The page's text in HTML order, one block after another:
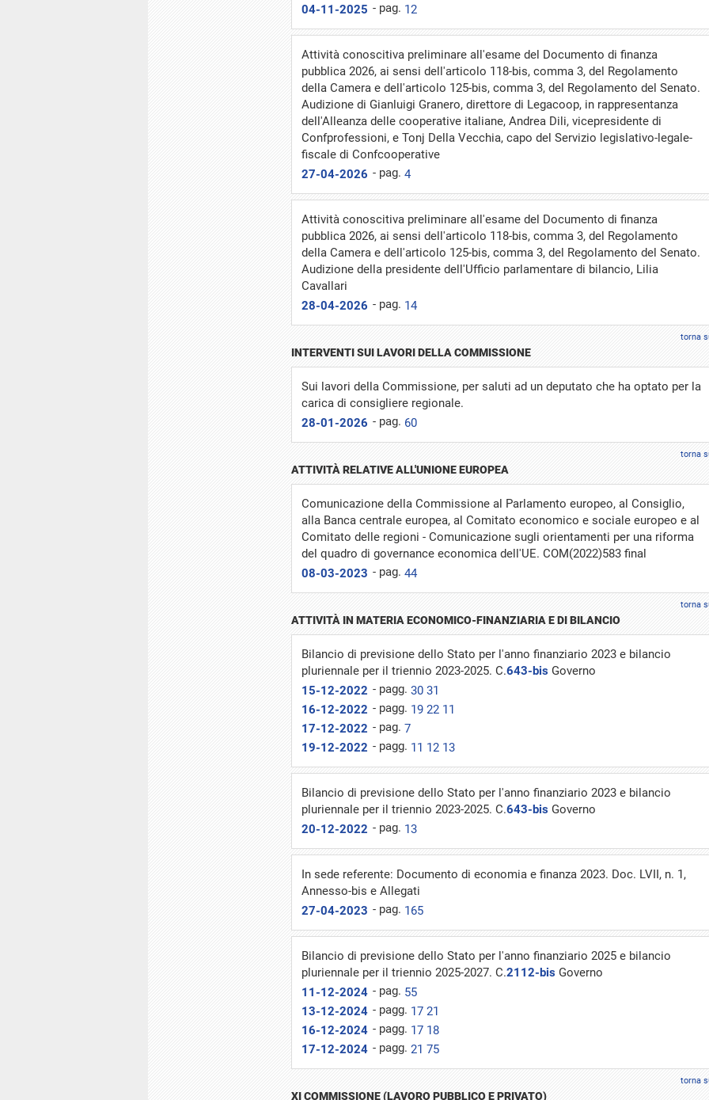
04-11-2025 - pag. 12
Attività conoscitiva preliminare all'esame del Documento di finanza
pubblica 2026, ai sensi dell'articolo 118-bis, comma 3, del Regolamento
della Camera e dell'articolo 125-bis, comma 3, del Regolamento del Senato.
Audizione di Gianluigi Granero, direttore di Legacoop, in rappresentanza
dell'Alleanza delle cooperative italiane, Andrea Dili, vicepresidente di
Confprofessioni, e Tonj Della Vecchia, capo del Servizio legislativo-legale-
fiscale di Confcooperative
27-04-2026 - pag. 4
Attività conoscitiva preliminare all'esame del Documento di finanza
pubblica 2026, ai sensi dell'articolo 118-bis, comma 3, del Regolamento
della Camera e dell'articolo 125-bis, comma 3, del Regolamento del Senato.
Audizione della presidente dell'Ufficio parlamentare di bilancio, Lilia
Cavallari
28-04-2026 - pag. 14
torna
INTERVENTI SUI LAVORI DELLA COMMISSIONE
Sui lavori della Commissione, per saluti ad un deputato che ha optato per la
carica di consigliere regionale.
28-01-2026 - pag. 60
torna
ATTIVITÀ RELATIVE ALL'UNIONE EUROPEA
Comunicazione della Commissione al Parlamento europeo, al Consiglio,
alla Banca centrale europea, al Comitato economico e sociale europeo e al
Comitato delle regioni - Comunicazione sugli orientamenti per una riforma
del quadro di governance economica dell'UE. COM(2022)583 final
08-03-2023 - pag. 44
torna
ATTIVITÀ IN MATERIA ECONOMICO-FINANZIARIA E DI BILANCIO
Bilancio di previsione dello Stato per l'anno finanziario 2023 e bilancio
pluriennale per il triennio 2023-2025. C.643-bis Governo
15-12-2022 - pagg. 30 31
16-12-2022 - pagg. 19 22 11
17-12-2022 - pag. 7
19-12-2022 - pagg. 11 12 13
Bilancio di previsione dello Stato per l'anno finanziario 2023 e bilancio
pluriennale per il triennio 2023-2025. C.643-bis Governo
20-12-2022 - pag. 13
In sede referente: Documento di economia e finanza 2023. Doc. LVII, n. 1,
Annesso-bis e Allegati
27-04-2023 - pag. 165
Bilancio di previsione dello Stato per l'anno finanziario 2025 e bilancio
pluriennale per il triennio 2025-2027. C.2112-bis Governo
11-12-2024 - pag. 55
13-12-2024 - pagg. 17 21
16-12-2024 - pagg. 17 18
17-12-2024 - pagg. 21 75
torna
XI COMMISSIONE (LAVORO PUBBLICO E PRIVATO)